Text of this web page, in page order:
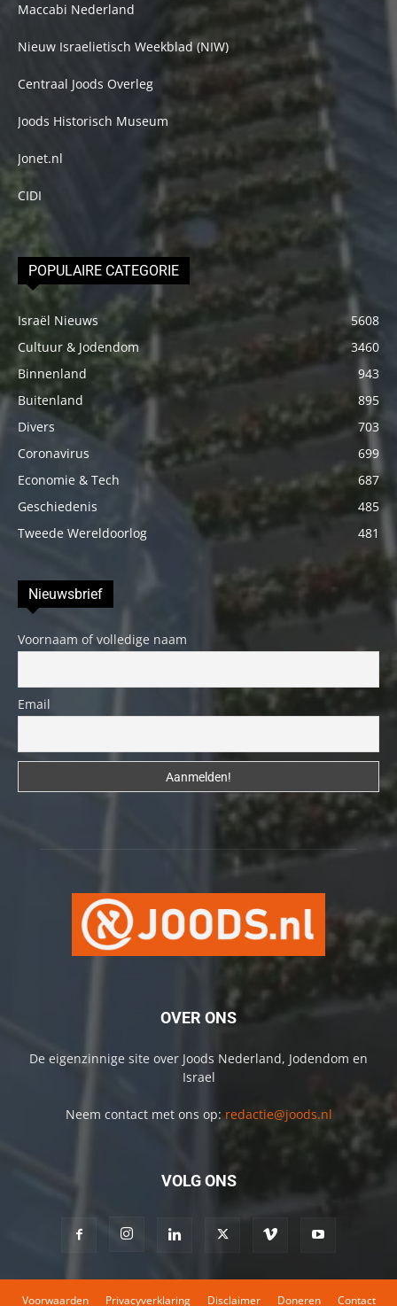
Maccabi Nederland
Nieuw Israelietisch Weekblad (NIW)
Centraal Joods Overleg
Joods Historisch Museum
Jonet.nl
CIDI
POPULAIRE CATEGORIE
Israël Nieuws
5608
Cultuur & Jodendom
3460
Binnenland
943
Buitenland
895
Divers
703
Coronavirus
699
Economie & Tech
687
Geschiedenis
485
Tweede Wereldoorlog
481
Nieuwsbrief
Voornaam of volledige naam
Email
OVER ONS
De eigenzinnige site over Joods Nederland, Jodendom en
Israel
Neem contact met ons op: redactie@joods.nl
VOLG ONS
Voorwaarden Privacyverklaring Disclaimer Doneren Contact